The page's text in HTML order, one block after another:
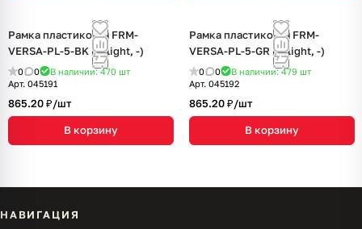
Рамка пластиковая FRM-
VERSA-PL-5-BK (Arlight, -)
0 0 В наличии: 470 шт
Арт. 045191
865.20 ₽/шт
В корзину
Рамка пластиковая FRM-
VERSA-PL-5-GR (Arlight, -)
0 0 В наличии: 479 шт
Арт. 045192
865.20 ₽/шт
В корзину
НАВИГАЦИЯ